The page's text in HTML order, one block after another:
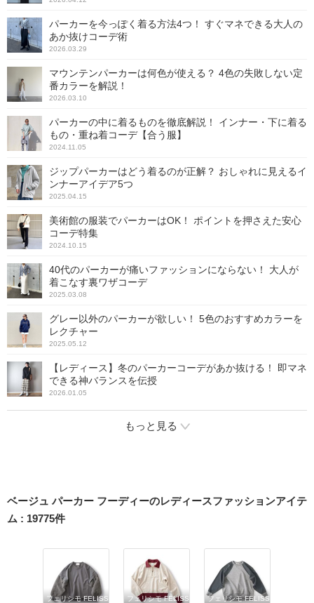
パーカーを今っぽく着る方法4つ！ すぐマネできる大人の
あか抜けコーデ術
2026.03.29
マウンテンパーカーは何色が使える？ 4色の失敗しない定
番カラーを解説！
2026.03.10
パーカーの中に着るものを徹底解説！ インナー・下に着る
もの・重ね着コーデ【合う服】
2024.11.05
ジップパーカーはどう着るのが正解？ おしゃれに見えるイ
ンナーアイデア5つ
2025.04.15
美術館の服装でパーカーはOK！ ポイントを押さえた安心
コーデ特集
2024.10.15
40代のパーカーが痛いファッションにならない！ 大人が
着こなす裏ワザコーデ
2025.03.08
グレー以外のパーカーが欲しい！ 5色のおすすめカラーを
レクチャー
2025.05.12
【レディース】冬のパーカーコーデがあか抜ける！ 即マネ
できる神バランスを伝授
2026.01.05
もっと見る
ベージュ パーカー フーディーのレディースファッションアイテ
ム : 19775件
フェリシモ FELISSIMO
フェリシモ FELISSIMO
フェリシモ FELISSIMO